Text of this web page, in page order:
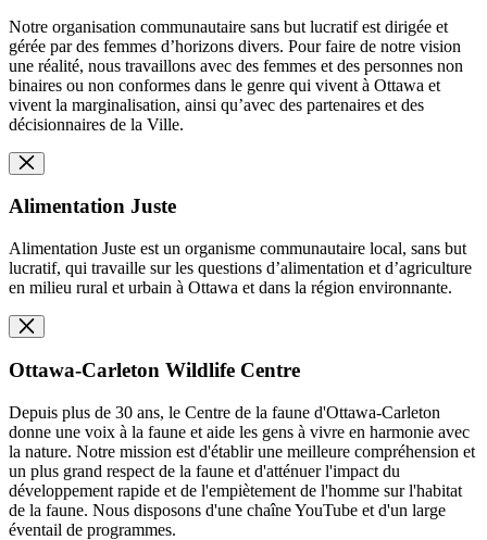
Notre organisation communautaire sans but lucratif est dirigée et
gérée par des femmes d’horizons divers. Pour faire de notre vision
une réalité, nous travaillons avec des femmes et des personnes non
binaires ou non conformes dans le genre qui vivent à Ottawa et
vivent la marginalisation, ainsi qu’avec des partenaires et des
décisionnaires de la Ville.
Alimentation Juste
Alimentation Juste est un organisme communautaire local, sans but
lucratif, qui travaille sur les questions d’alimentation et d’agriculture
en milieu rural et urbain à Ottawa et dans la région environnante.
Ottawa-Carleton Wildlife Centre
Depuis plus de 30 ans, le Centre de la faune d'Ottawa-Carleton
donne une voix à la faune et aide les gens à vivre en harmonie avec
la nature. Notre mission est d'établir une meilleure compréhension et
un plus grand respect de la faune et d'atténuer l'impact du
développement rapide et de l'empiètement de l'homme sur l'habitat
de la faune. Nous disposons d'une chaîne YouTube et d'un large
éventail de programmes.